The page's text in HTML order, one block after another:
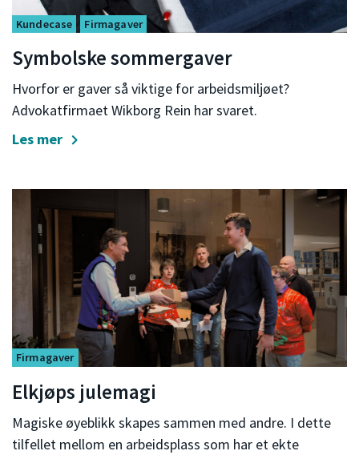
Kundecase Firmagaver
Symbolske sommergaver
Hvorfor er gaver så viktige for arbeidsmiljøet?
Advokatfirmaet Wikborg Rein har svaret.
Les mer
Firmagaver
Elkjøps julemagi
Magiske øyeblikk skapes sammen med andre. I dette
tilfellet mellom en arbeidsplass som har et ekte